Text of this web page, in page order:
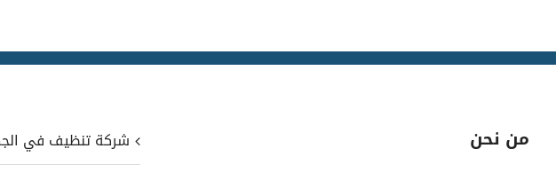
من نحن
شركة تنظيف في الجميرا دبي